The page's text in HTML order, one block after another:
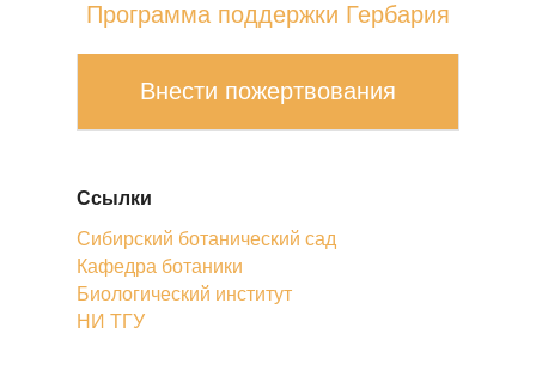
Программа поддержки Гербария
Внести пожертвования
Ссылки
Сибирский ботанический сад
Кафедра ботаники
Биологический институт
НИ ТГУ